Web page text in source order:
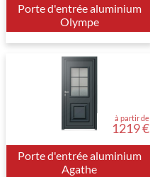
Porte d'entrée aluminium
Olympe
à partir de
1219 €
Porte d'entrée aluminium
Agathe